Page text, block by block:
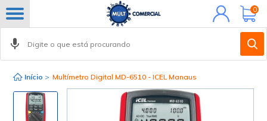
Minha
conta
0
Início > Multímetro Digital MD-6510 - ICEL Manaus